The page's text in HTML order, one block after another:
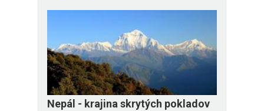
Nepál - krajina skrytých pokladov